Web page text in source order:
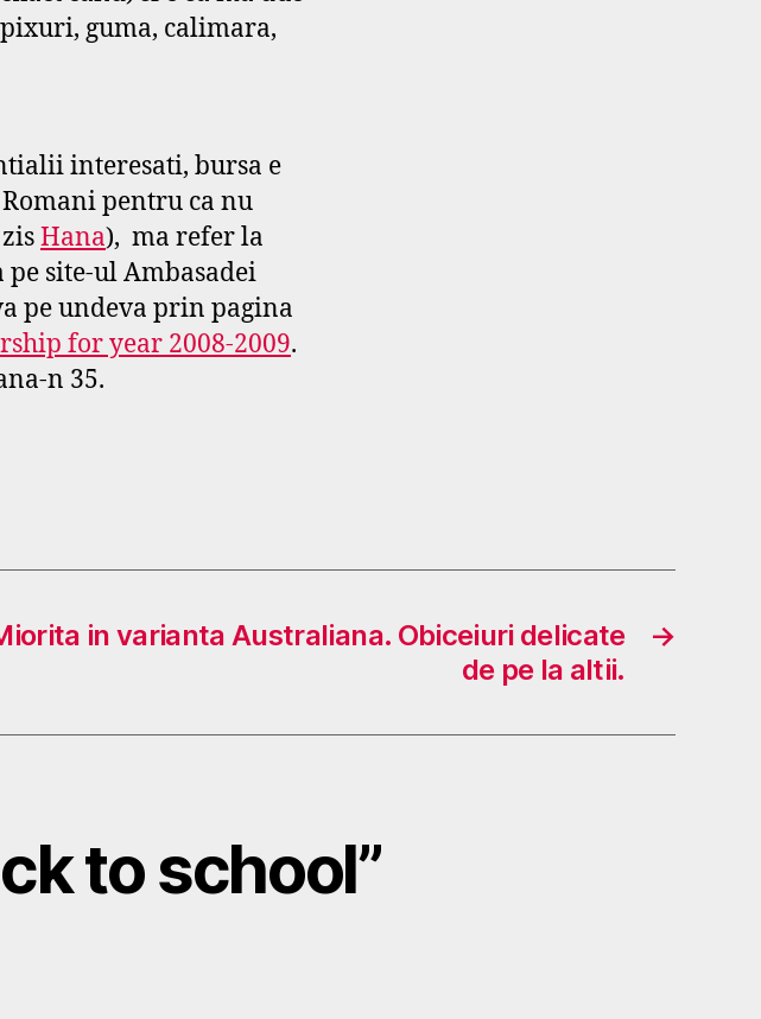
guma, calimara,
interesati, bursa e
pentru ca nu
Hana), ma refer la
site-ul Ambasadei
pe undeva prin pagina
for year 2008-2009.
n 35.
→
in varianta Australiana. Obiceiuri delicate
de pe la altii.
to school”